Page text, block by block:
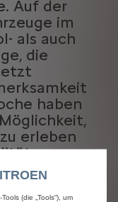
Auf der
im
als auch
die
haben
erleben
zu
(die „Tools“), um